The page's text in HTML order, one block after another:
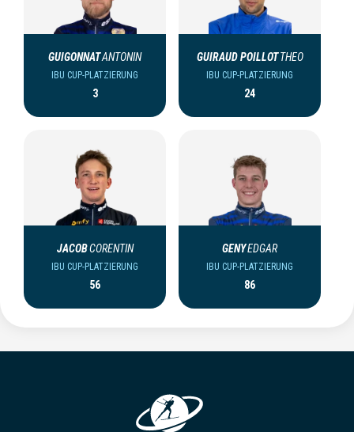
GUIGONNATANTONIN
IBU CUP-PLATZIERUNG
3
GUIRAUD POILLOT THEO
IBU CUP-PLATZIERUNG
24
JACOBCORENTIN
IBU CUP-PLATZIERUNG
56
GENYEDGAR
IBU CUP-PLATZIERUNG
86